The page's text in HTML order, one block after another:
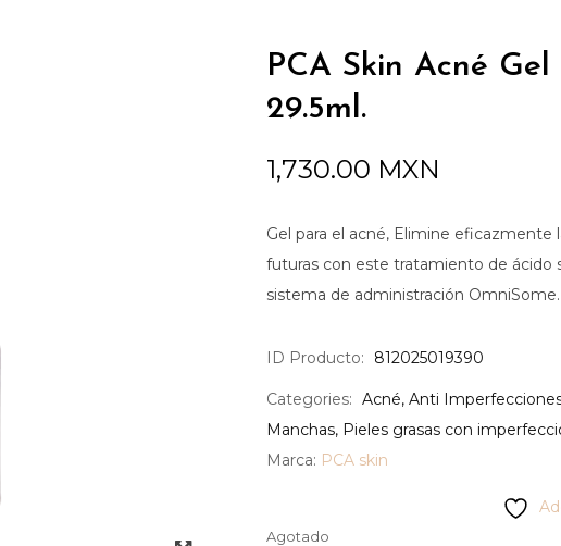
PCA Skin Acné
29.5ml.
1,730.00 MXN
Gel para el acné, Elimine eficazmente
futuras con este tratamiento de ácido
sistema de administración OmniSome.
ID Producto: 812025019390
Categories: Acné, Anti
Manchas, Pieles grasas con
Marca: PCA skin
Agotado